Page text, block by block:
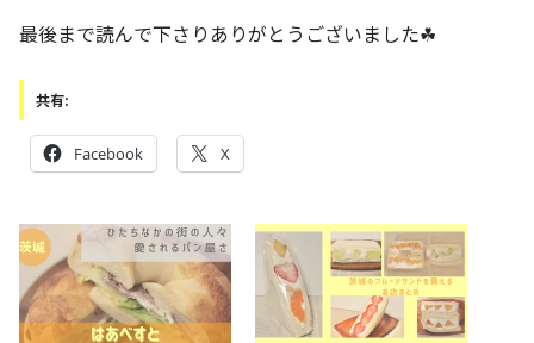
最後まで読んで下さりありがとうございました☘
共有:
Facebook X